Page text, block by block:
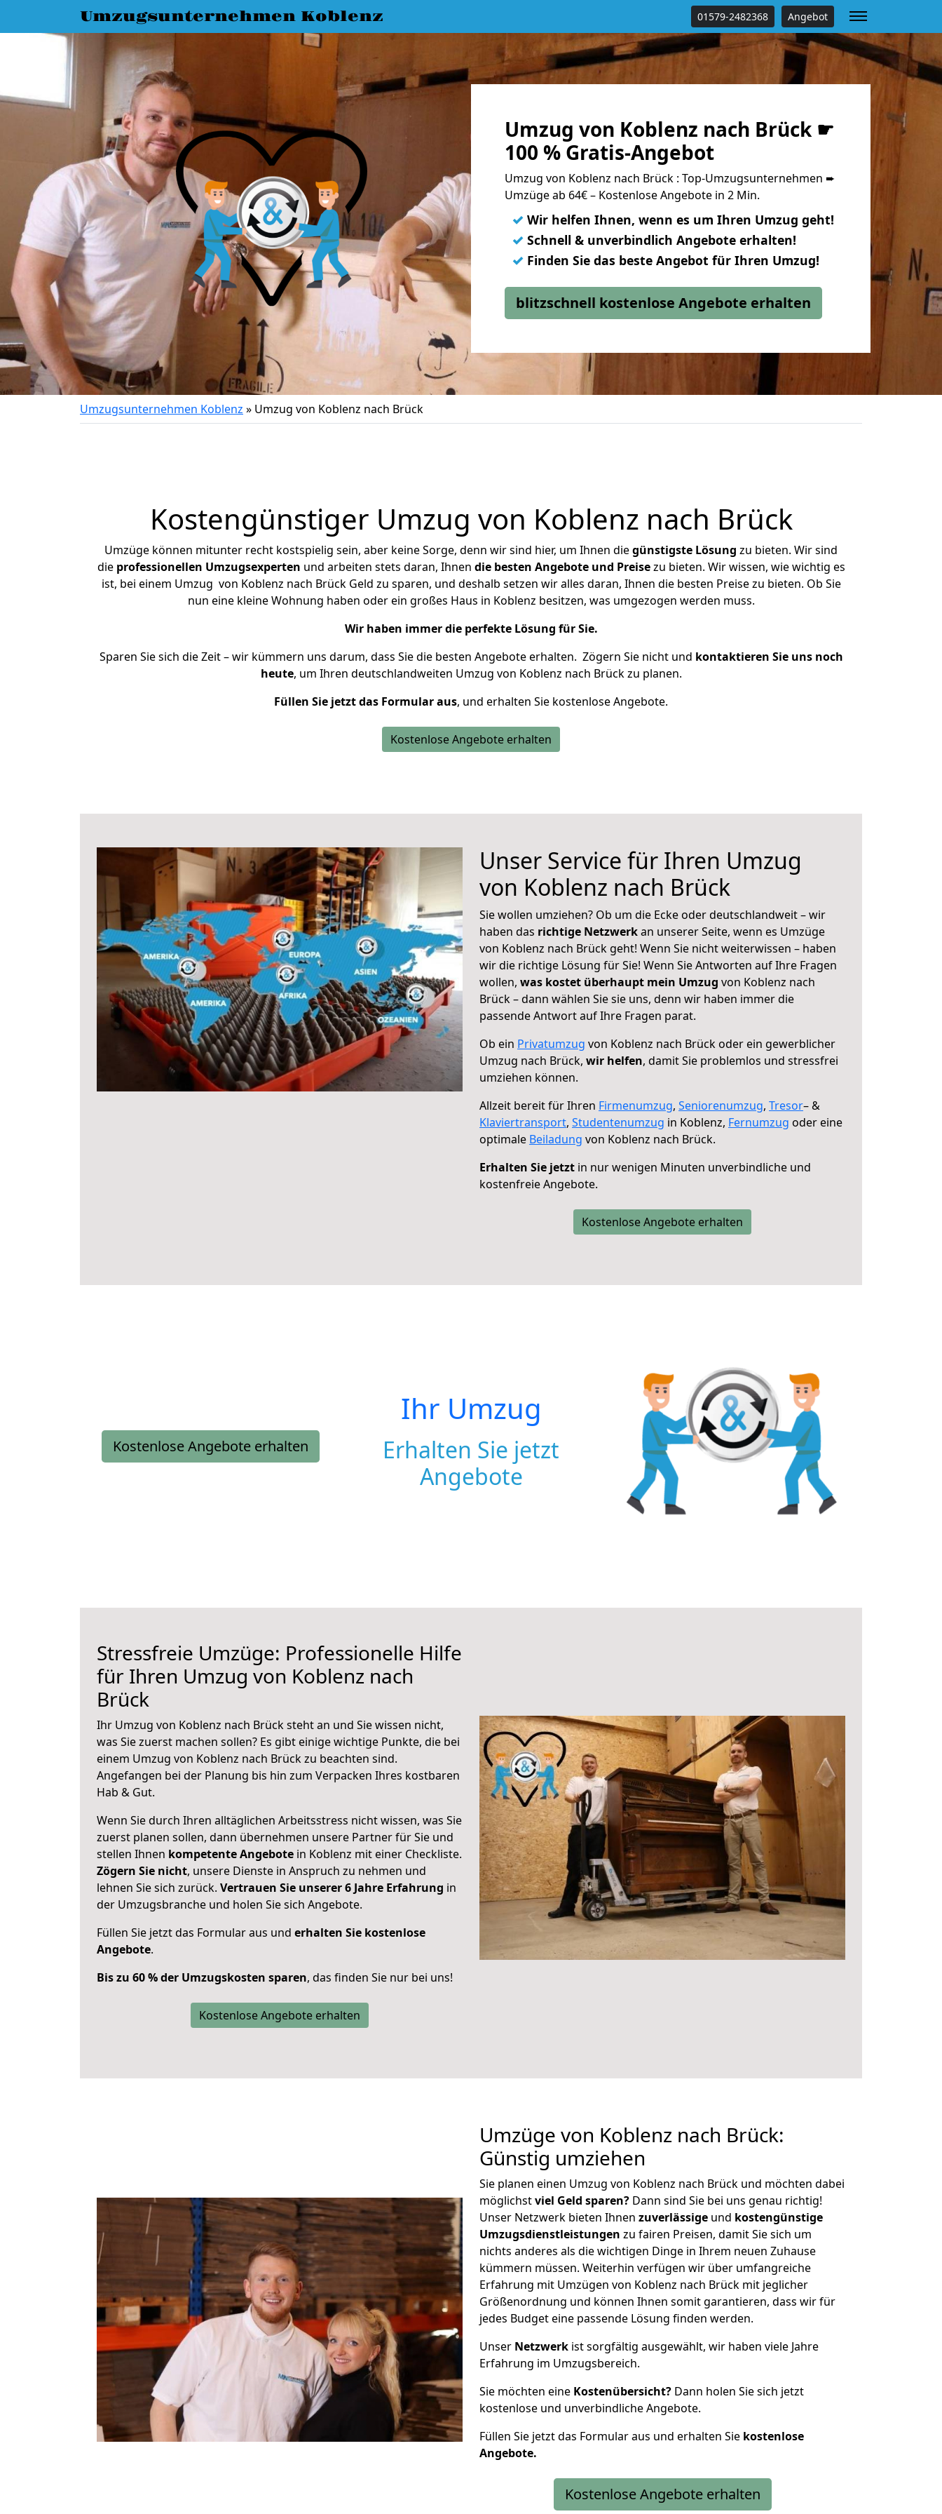
Umzugsunternehmen Koblenz 01579-2482368 Angebot
Umzug von Koblenz nach Brück ☛
100 % Gratis-Angebot
Umzug von Koblenz nach Brück : Top-Umzugsunternehmen ➨
Umzüge ab 64€ – Kostenlose Angebote in 2 Min.
✓ Wir helfen Ihnen, wenn es um Ihren Umzug geht!
✓ Schnell & unverbindlich Angebote erhalten!
✓ Finden Sie das beste Angebot für Ihren Umzug!
blitzschnell kostenlose Angebote erhalten
Umzugsunternehmen Koblenz » Umzug von Koblenz nach Brück
Kostengünstiger Umzug von Koblenz nach Brück
Umzüge können mitunter recht kostspielig sein, aber keine Sorge, denn wir sind hier, um Ihnen diegünstigste Lösung zu bieten. Wir sind
die professionellen Umzugsexperten und arbeiten stets daran, Ihnen die besten Angebote und Preisezu bieten. Wir wissen, wie wichtig es
ist, bei einem Umzug von Koblenz nach Brück Geld zu sparen, und deshalb setzen wir alles daran, Ihnen die besten Preise zu bieten. Ob Sie
nun eine kleine Wohnung haben oder ein großes Haus in Koblenz besitzen, was umgezogen werden muss.
Wir haben immer die perfekte Lösung für Sie.
Sparen Sie sich die Zeit – wir kümmern uns darum, dass Sie die besten Angebote erhalten. Zögern Sie nicht und kontaktieren Sie uns noch
heute, um Ihren deutschlandweiten Umzug von Koblenz nach Brück zu planen.
Füllen Sie jetzt das Formular aus, und erhalten Sie kostenlose Angebote.
Kostenlose Angebote erhalten
Unser Service für Ihren Umzug
von Koblenz nach Brück
Sie wollen umziehen? Ob um die Ecke oder deutschlandweit – wir
haben das richtige Netzwerkan unserer Seite, wenn es Umzüge
von Koblenz nach Brück geht! Wenn Sie nicht weiterwissen – haben
wir die richtige Lösung für Sie! Wenn Sie Antworten auf Ihre Fragen
wollen, was kostet überhaupt mein Umzug von Koblenz nach
Brück – dann wählen Sie sie uns, denn wir haben immer die
passende Antwort auf Ihre Fragen parat.
Ob ein Privatumzug von Koblenz nach Brück oder ein gewerblicher
Umzug nach Brück, wir helfen, damit Sie problemlos und stressfrei
umziehen können.
Allzeit bereit für Ihren Firmenumzug, Seniorenumzug, Tresor– &
Klaviertransport, Studentenumzug in Koblenz, Fernumzug oder eine
optimale Beiladung von Koblenz nach Brück.
Erhalten Sie jetzt in nur wenigen Minuten unverbindliche und
kostenfreie Angebote.
Kostenlose Angebote erhalten
Kostenlose Angebote erhalten
Ihr Umzug
Erhalten Sie jetzt
Angebote
Stressfreie Umzüge: Professionelle Hilfe
für Ihren Umzug von Koblenz nach
Brück
Ihr Umzug von Koblenz nach Brück steht an und Sie wissen nicht,
was Sie zuerst machen sollen? Es gibt einige wichtige Punkte, die bei
einem Umzug von Koblenz nach Brück zu beachten sind.
Angefangen bei der Planung bis hin zum Verpacken Ihres kostbaren
Hab & Gut.
Wenn Sie durch Ihren alltäglichen Arbeitsstress nicht wissen, was Sie
zuerst planen sollen, dann übernehmen unsere Partner für Sie und
stellen Ihnen kompetente Angebote in Koblenz mit einer Checkliste.
Zögern Sie nicht, unsere Dienste in Anspruch zu nehmen und
lehnen Sie sich zurück. Vertrauen Sie unserer 6 Jahre Erfahrung in
der Umzugsbranche und holen Sie sich Angebote.
Füllen Sie jetzt das Formular aus und erhalten Sie kostenlose
Angebote.
Bis zu 60 % der Umzugskosten sparen, das finden Sie nur bei uns!
Kostenlose Angebote erhalten
Umzüge von Koblenz nach Brück:
Günstig umziehen
Sie planen einen Umzug von Koblenz nach Brück und möchten dabei
möglichstviel Geld sparen? Dann sind Sie bei uns genau richtig!
Unser Netzwerk bieten Ihnen zuverlässige und kostengünstige
Umzugsdienstleistungen zu fairen Preisen, damit Sie sich um
nichts anderes als die wichtigen Dinge in Ihrem neuen Zuhause
kümmern müssen. Weiterhin verfügen wir über umfangreiche
Erfahrung mit Umzügen von Koblenz nach Brück mit jeglicher
Größenordnung und können Ihnen somit garantieren, dass wir für
jedes Budget eine passende Lösung finden werden.
Unser Netzwerk ist sorgfältig ausgewählt, wir haben viele Jahre
Erfahrung im Umzugsbereich.
Sie möchten eine Kostenübersicht? Dann holen Sie sich jetzt
kostenlose und unverbindliche Angebote.
Füllen Sie jetzt das Formular aus und erhalten Sie kostenlose
Angebote.
Kostenlose Angebote erhalten